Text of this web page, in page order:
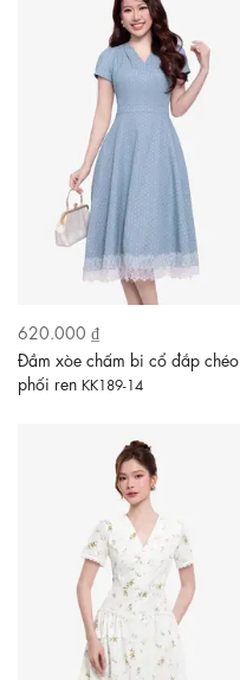
620.000 ₫
Đầm xòe chấm bi cổ đắp chéo
phối ren KK189-14